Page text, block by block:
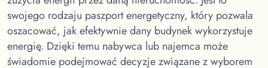
swojego rodzaju paszport energetyczny, który pozwala
oszacować, jak efektywnie dany budynek wykorzystuje
energię. Dzięki temu nabywca lub najemca może
świadomie podejmować decyzje związane z wyborem